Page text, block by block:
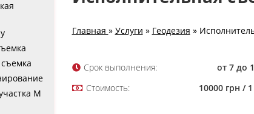
М
Главная » Услуги » Геодезия »
Срок выполнения:
от 7 до
Стоимость:
10000 грн /